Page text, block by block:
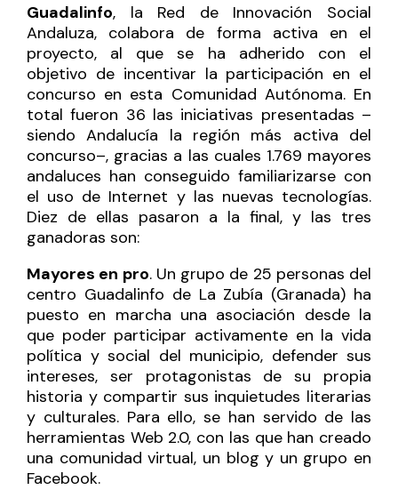
Guadalinfo, la Red de Innovación Social
Andaluza, colabora de forma activa en el
proyecto, al que se ha adherido con el
objetivo de incentivar la participación en el
concurso en esta Comunidad Autónoma. En
total fueron 36 las iniciativas presentadas –
siendo Andalucía la región más activa del
concurso–, gracias a las cuales 1.769 mayores
andaluces han conseguido familiarizarse con
el uso de Internet y las nuevas tecnologías.
Diez de ellas pasaron a la final, y las tres
ganadoras son:
Mayores en pro. Un grupo de 25 personas del
centro Guadalinfo de La Zubía (Granada) ha
puesto en marcha una asociación desde la
que poder participar activamente en la vida
política y social del municipio, defender sus
intereses, ser protagonistas de su propia
historia y compartir sus inquietudes literarias
y culturales. Para ello, se han servido de las
herramientas Web 2.0, con las que han creado
una comunidad virtual, un blog y un grupo en
Facebook.